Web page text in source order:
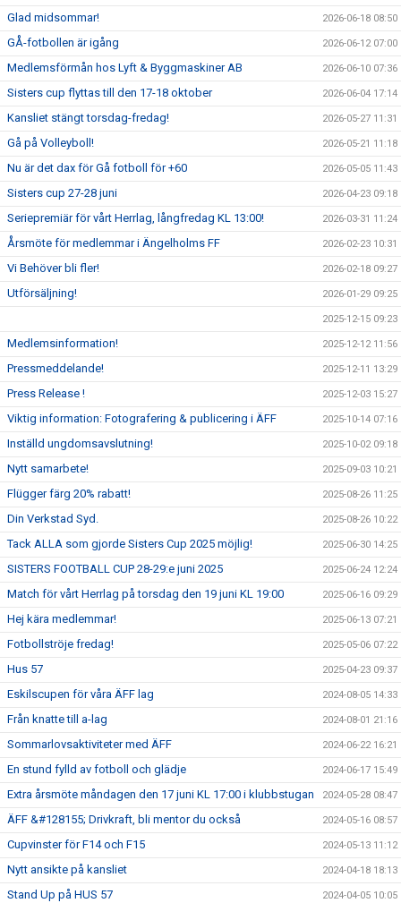
Glad midsommar! 2026-06-18 08:50
GÅ-fotbollen är igång 2026-06-12 07:00
Medlemsförmån hos Lyft & Byggmaskiner AB 2026-06-10 07:36
Sisters cup flyttas till den 17-18 oktober 2026-06-04 17:14
Kansliet stängt torsdag-fredag! 2026-05-27 11:31
Gå på Volleyboll! 2026-05-21 11:18
Nu är det dax för Gå fotboll för +60 2026-05-05 11:43
Sisters cup 27-28 juni 2026-04-23 09:18
Seriepremiär för vårt Herrlag, långfredag KL 13:00! 2026-03-31 11:24
Årsmöte för medlemmar i Ängelholms FF 2026-02-23 10:31
Vi Behöver bli fler! 2026-02-18 09:27
Utförsäljning! 2026-01-29 09:25
2025-12-15 09:23
Medlemsinformation! 2025-12-12 11:56
Pressmeddelande! 2025-12-11 13:29
Press Release ! 2025-12-03 15:27
Viktig information: Fotografering & publicering i ÄFF 2025-10-14 07:16
Inställd ungdomsavslutning! 2025-10-02 09:18
Nytt samarbete! 2025-09-03 10:21
Flügger färg 20% rabatt! 2025-08-26 11:25
Din Verkstad Syd. 2025-08-26 10:22
Tack ALLA som gjorde Sisters Cup 2025 möjlig! 2025-06-30 14:25
SISTERS FOOTBALL CUP 28-29:e juni 2025 2025-06-24 12:24
Match för vårt Herrlag på torsdag den 19 juni KL 19:00 2025-06-16 09:29
Hej kära medlemmar! 2025-06-13 07:21
Fotbollströje fredag! 2025-05-06 07:22
Hus 57 2025-04-23 09:37
Eskilscupen för våra ÄFF lag 2024-08-05 14:33
Från knatte till a-lag 2024-08-01 21:16
Sommarlovsaktiviteter med ÄFF 2024-06-22 16:21
En stund fylld av fotboll och glädje 2024-06-17 15:49
Extra årsmöte måndagen den 17 juni KL 17:00 i klubbstugan 2024-05-28 08:47
ÄFF &#128155; Drivkraft, bli mentor du också 2024-05-16 08:57
Cupvinster för F14 och F15 2024-05-13 11:12
Nytt ansikte på kansliet 2024-04-18 18:13
Stand Up på HUS 57 2024-04-05 10:05